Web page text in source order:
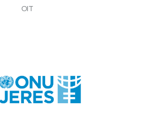
OIT